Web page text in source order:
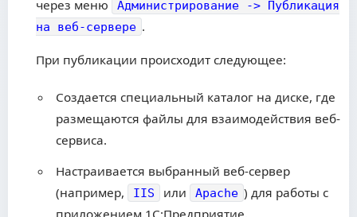
через меню
Администрирование -> Публикация
на веб-сервере .
При публикации происходит следующее:
Создается специальный каталог на диске, где
размещаются файлы для взаимодействия веб-
сервиса.
Настраивается выбранный веб-сервер
(например,
IIS или Apache ) для работы с
приложением 1С:Предприятие.